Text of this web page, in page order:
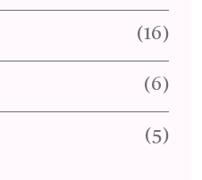
(16)
(6)
(5)